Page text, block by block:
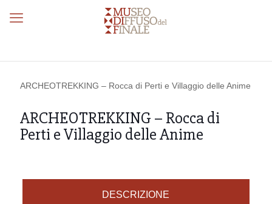
ARCHEOTREKKING – Rocca di Perti e Villaggio delle Anime
ARCHEOTREKKING – Rocca di
Perti e Villaggio delle Anime
DESCRIZIONE